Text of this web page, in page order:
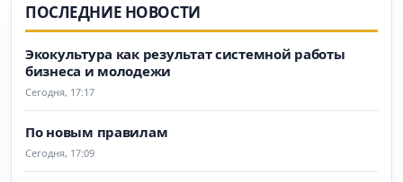
ПОСЛЕДНИЕ НОВОСТИ
Экокультура как результат системной работы
бизнеса и молодежи
Сегодня, 17:17
По новым правилам
Сегодня, 17:09